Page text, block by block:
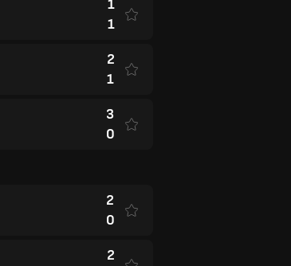
1
1
2
1
3
0
2
0
2